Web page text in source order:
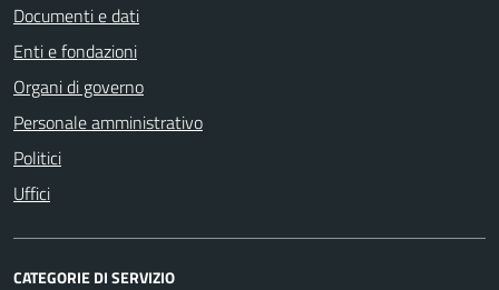
Documenti e dati
Enti e fondazioni
Organi di governo
Personale amministrativo
Politici
Uffici
CATEGORIE DI SERVIZIO